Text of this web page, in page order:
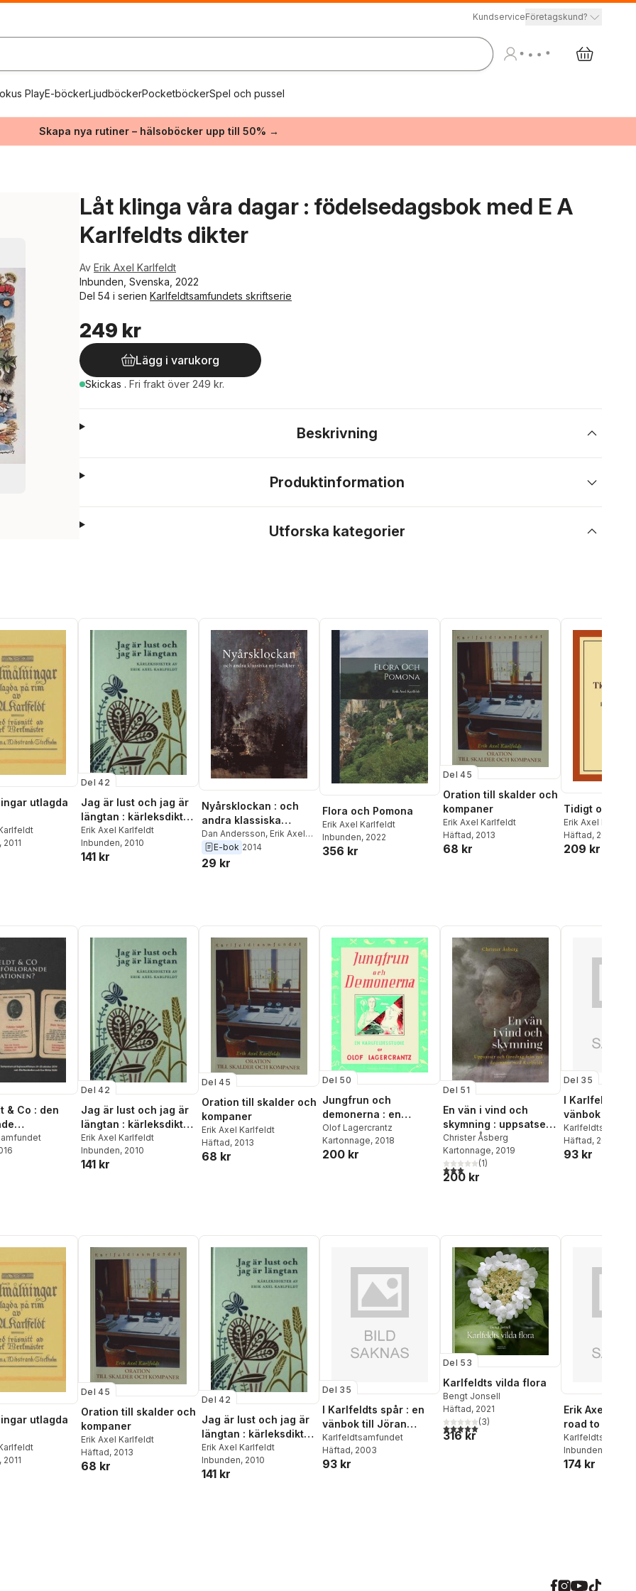
KundserviceFöretagskund?
PlayE-böckerLjudböckerPocketböckerSpel och pussel
Skapa nya rutiner – hälsoböcker upp till 50% →
Låt klinga våra dagar : födelsedagsbok med E A
Karlfeldts dikter
Av Erik Axel Karlfeldt
Inbunden, Svenska, 2022
Del 54 i serien Karlfeldtsamfundets skriftserie
249 kr
Lägg i varukorg
Skickas . Fri frakt över 249 kr.
Beskrivning
Produktinformation
Utforska kategorier
utlagda
, 2011
Del 42
Jag är lust och jag är
längtan : kärleksdikter
av Erik Axel Karlfeldt
Erik Axel Karlfeldt
Inbunden, 2010
141 kr
Nyårsklockan : och
andra klassiska
nyårsdikter
Dan Andersson, Erik Axel
Karlfeldt, Esaias Tegnér
Alfred Tennyson
E-bok 2014
29 kr
Flora och Pomona
Erik Axel Karlfeldt
Inbunden, 2022
356 kr
Del 45
Oration till skalder och
kompaner
Erik Axel Karlfeldt
Häftad, 2013
68 kr
Tidigt och
Erik Axel Karlfeldt
Häftad, 2019
209 kr
& Co : den
Del 42
Jag är lust och jag är
längtan : kärleksdikter
av Erik Axel Karlfeldt
Erik Axel Karlfeldt
Inbunden, 2010
141 kr
Del 45
Oration till skalder och
kompaner
Erik Axel Karlfeldt
Häftad, 2013
68 kr
Del 50
Jungfrun och
demonerna : en
Karlfeldtstudie
Olof Lagercrantz
Kartonnage, 2018
200 kr
Del 51
En vän i vind och
skymning : uppsatser
och föredrag från två
decennier med
Karlfeldt
Christer Åsberg
Kartonnage, 2019
3,0utav 5 stjärnor. Totalt antal röster:
(1)
200 kr
Del 35
I Karlfeldts
vänbok till
Mjöberg på
årsdagen
Häftad, 2003
93 kr
utlagda
, 2011
Del 45
Oration till skalder och
kompaner
Erik Axel Karlfeldt
Häftad, 2013
68 kr
Del 42
Jag är lust och jag är
längtan : kärleksdikter
av Erik Axel Karlfeldt
Erik Axel Karlfeldt
Inbunden, 2010
141 kr
Del 35
I Karlfeldts spår : en
vänbok till Jöran
Mjöberg på 90-
årsdagen
Karlfeldtsamfundet
Häftad, 2003
93 kr
Del 53
Karlfeldts vilda flora
Bengt Jonsell
Häftad, 2021
5,0utav 5 stjärnor. Totalt antal röster:
(3)
316 kr
Erik Axel
road to the
Prize
Inbunden
174 kr